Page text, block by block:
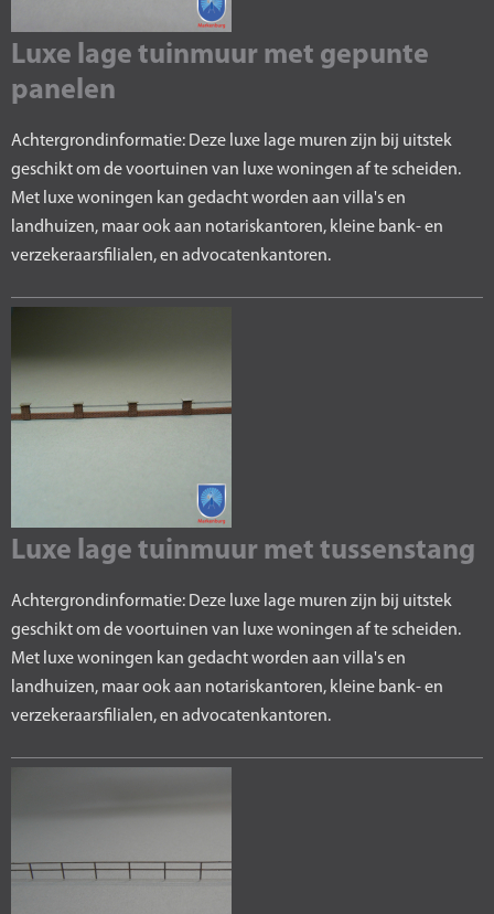
Luxe lage tuinmuur met gepunte
panelen
Achtergrondinformatie: Deze luxe lage muren zijn bij uitstek
geschikt om de voortuinen van luxe woningen af te scheiden.
Met luxe woningen kan gedacht worden aan villa's en
landhuizen, maar ook aan notariskantoren, kleine bank- en
verzekeraarsfilialen, en advocatenkantoren.
Luxe lage tuinmuur met tussenstang
Achtergrondinformatie: Deze luxe lage muren zijn bij uitstek
geschikt om de voortuinen van luxe woningen af te scheiden.
Met luxe woningen kan gedacht worden aan villa's en
landhuizen, maar ook aan notariskantoren, kleine bank- en
verzekeraarsfilialen, en advocatenkantoren.